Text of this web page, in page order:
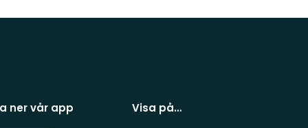
ner vår app Visa på…